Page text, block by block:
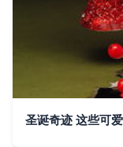
圣诞奇迹 这些可